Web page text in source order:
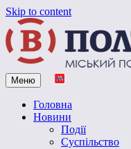
Skip to content
Vpoltave.info
Полтавський портал новин
Меню
Головна
Новини
Події
Суспільство